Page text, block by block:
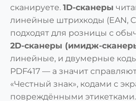
сканируете. 1D-сканеры
линейные штрихкоды (EAN,
подходят для розницы с
2D-сканеры (имидж-
линейные, и двумерные
PDF417 — а значит
«Честный знак», кодами с
повреждёнными этикетками.